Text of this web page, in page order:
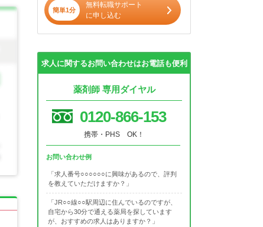
簡単1分
無料転職サポート
に申し込む
求人に関するお問い合わせはお電話も便利
薬剤師 専用ダイヤル
0120-866-153
携帯・PHS OK！
お問い合わせ例
「求人番号○○○○○○に興味があるので、評判
を教えていただけますか？」
「JR○○線○○駅周辺に住んでいるのですが、
自宅から30分で通える薬局を探しています
が、おすすめの求人はありますか？」